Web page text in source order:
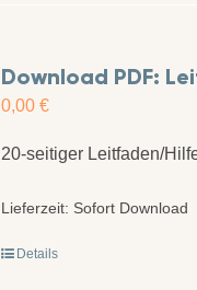
Download PDF:
0,00 €
20-seitiger Leitfaden/
Lieferzeit: Sofort Download
Details